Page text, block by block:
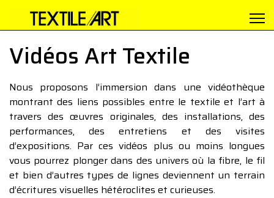
Vidéos Art Textile
Nous proposons l’immersion dans une vidéothèque
montrant des liens possibles entre le textile et l’art à
travers des œuvres originales, des installations, des
performances, des entretiens et des visites
d’expositions. Par ces vidéos plus ou moins longues
vous pourrez plonger dans des univers où la fibre, le fil
et bien d’autres types de lignes deviennent un terrain
d’écritures visuelles hétéroclites et curieuses.